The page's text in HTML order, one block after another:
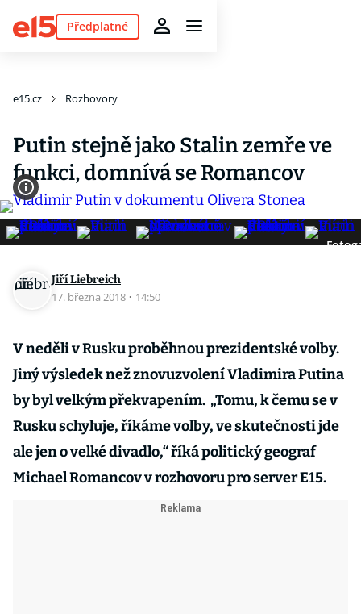
Předplatné
e15.cz Rozhovory
Putin stejně jako Stalin zemře ve
funkci, domnívá se Romancov
Jiří Liebreich
17. března 2018 · 14:50
V neděli v Rusku proběhnou prezidentské volby.
Jiný výsledek než znovuzvolení Vladimira Putina
by byl velkým překvapením. „Tomu, k čemu se v
Rusku schyluje, říkáme volby, ve skutečnosti jde
ale jen o velké divadlo,“ říká politický geograf
Michael Romancov v rozhovoru pro server E15.